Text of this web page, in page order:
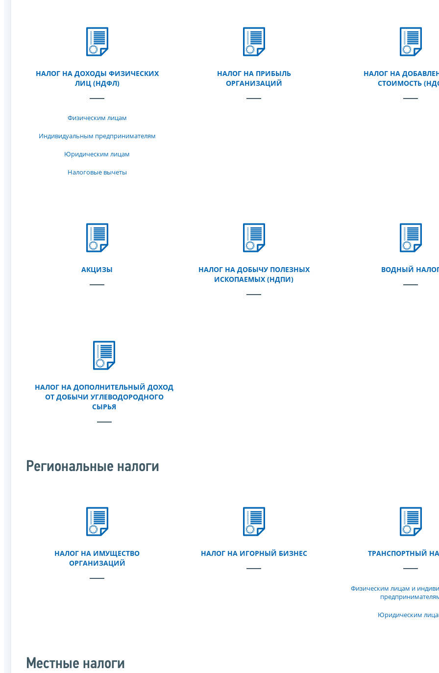
НАЛОГ НА ДОХОДЫ ФИЗИЧЕСКИХ
ЛИЦ (НДФЛ)
Физическим лицам
Индивидуальным предпринимателям
Юридическим лицам
Налоговые вычеты
НАЛОГ НА ПРИБЫЛЬ
ОРГАНИЗАЦИЙ
НАЛОГ НА
СТОИМОСТЬ
АКЦИЗЫ
НАЛОГ НА ДОБЫЧУ ПОЛЕЗНЫХ
ИСКОПАЕМЫХ (НДПИ)
ВОДНЫЙ
НАЛОГ НА ДОПОЛНИТЕЛЬНЫЙ ДОХОД
ОТ ДОБЫЧИ УГЛЕВОДОРОДНОГО
СЫРЬЯ
Региональные налоги
НАЛОГ НА ИМУЩЕСТВО
ОРГАНИЗАЦИЙ
НАЛОГ НА ИГОРНЫЙ БИЗНЕС ТРАНСПОРТНЫЙ
Физическим лицам и
Юридическим
Местные налоги